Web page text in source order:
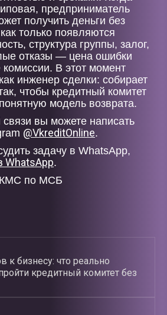
предприниматель
получить деньги без
только появляются
структура группы, залог,
отказы — цена ошибки
В этот момент
инженер сделки: собирает
чтобы кредитный комитет
модель возврата.
вы можете написать
@VkreditOnline.
задачу в WhatsApp,
WhatsApp.
по МСБ
к бизнесу: что реально
кредитный комитет без